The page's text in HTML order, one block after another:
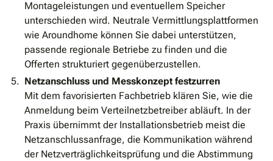
Montageleistungen und eventuellem Speicher
unterschieden wird. Neutrale Vermittlungsplattformen
wie Aroundhome können Sie dabei unterstützen,
passende regionale Betriebe zu finden und die
Offerten strukturiert gegenüberzustellen.
Netzanschluss und Messkonzept festzurren
Mit dem favorisierten Fachbetrieb klären Sie, wie die
Anmeldung beim Verteilnetzbetreiber abläuft. In der
Praxis übernimmt der Installationsbetrieb meist die
Netzanschlussanfrage, die Kommunikation während
der Netzverträglichkeitsprüfung und die Abstimmung